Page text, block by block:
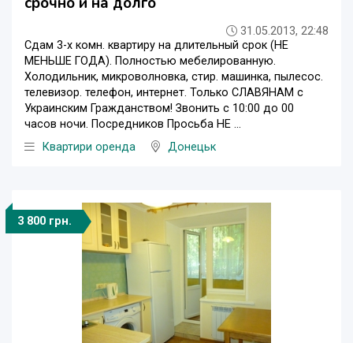
31.05.2013, 22:48
Сдам 3-х комн. квартиру на длительный срок (НЕ
МЕНЬШЕ ГОДА). Полностью мебелированную.
Холодильник, микроволновка, стир. машинка, пылесос.
телевизор. телефон, интернет. Только СЛАВЯНАМ с
Украинским Гражданством! Звонить с 10:00 до 00
часов ночи. Посредников Просьба НЕ ...
Квартири оренда
Донецьк
3 800 грн.